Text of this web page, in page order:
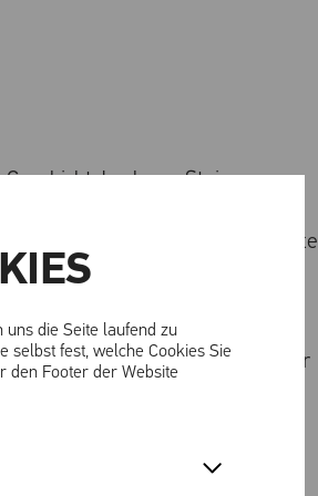
uns die Seite laufend zu
selbst fest, welche Cookies Sie
den Footer der Website
aus Stein.
im 16. Jahrhundert zu einem
verzierten Sgraffiti, der imposante
einzigartigen
die spannendsten Epochen der
Welche baulichen
der Zeit wider? Und